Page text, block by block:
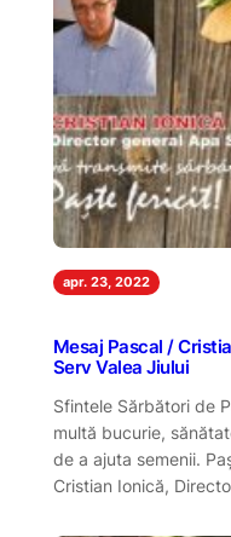
apr. 23, 2022
Mesaj Pascal /
Serv Valea Jiului
Sfintele Sărbători de
multă bucurie,
de a ajuta semenii.
Cristian Ionică,